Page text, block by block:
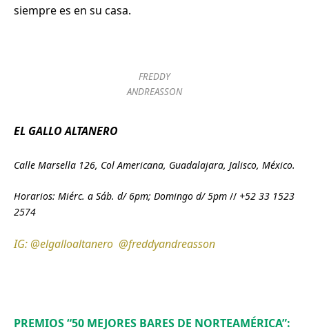
siempre es en su casa.
FREDDY
ANDREASSON
EL GALLO ALTANERO
Calle Marsella 126, Col Americana, Guadalajara, Jalisco, México.
Horarios: Miérc. a Sáb. d/ 6pm; Domingo d/ 5pm // +52 33 1523
2574
IG: @elgalloaltanero @freddyandreasson
PREMIOS “50 MEJORES BARES DE NORTEAMÉRICA”: